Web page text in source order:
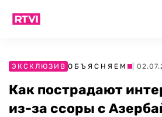
ЭКСКЛЮЗИВ ОБЪЯСНЯЕМ |
Как пострадают
из-за ссоры с